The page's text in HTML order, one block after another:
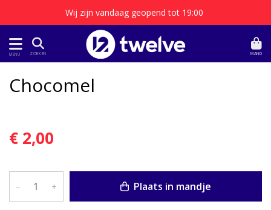
Wij zijn vandaag geopend tot 19:00
MENU ZOEKEN MAND
Chocomel
€ 2,00
– + Plaats in mandje